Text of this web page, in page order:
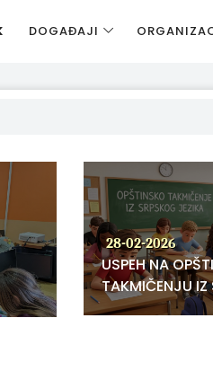
DOGAĐAJI
28-02-2026
USPEH NA
TAKMIČENJU IZ